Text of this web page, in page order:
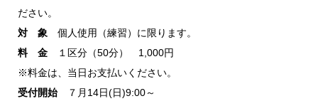
ださい。
対 象 個人使用（練習）に限ります。
料 金 １区分（50分） 1,000円
※料金は、当日お支払いください。
受付開始７月14日(日)9:00～